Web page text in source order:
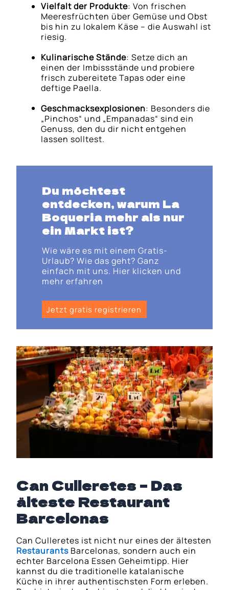
Vielfalt der Produkte: Von frischen
Meeresfrüchten über Gemüse und Obst
bis hin zu lokalem Käse – die Auswahl ist
riesig.
Kulinarische Stände: Setze dich an
einen der Imbissstände und probiere
frisch zubereitete Tapas oder eine
deftige Paella.
Geschmacksexplosionen: Besonders die
„Pinchos“ und „Empanadas“ sind ein
Genuss, den du dir nicht entgehen
lassen solltest.
Du möchtest
entdecken, warum La
Boqueria mehr als nur
ein Markt ist?
Wie wäre es mit einem Gratis-
Urlaub? Wie das geht? Ganz
einfach mit uns. Hier klicken und
mehr erfahren
Jetzt gratis registrieren
Can Culleretes – Das
älteste Restaurant
Barcelonas
Can Culleretes ist nicht nur eines der ältesten
Restaurants Barcelonas, sondern auch ein
echter Barcelona Essen Geheimtipp. Hier
kannst du die traditionelle katalanische
Küche in ihrer authentischsten Form erleben.